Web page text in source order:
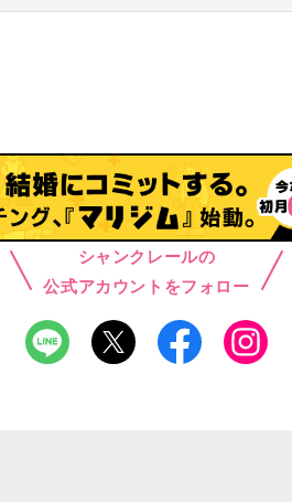
シャンクレールの
公式アカウントをフォロー